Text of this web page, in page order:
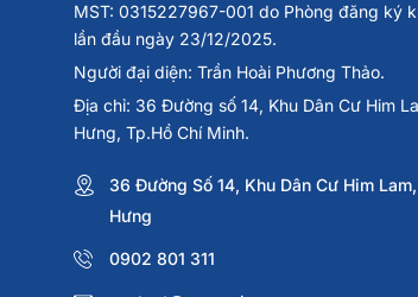
MST: 0315227967-001 do Phòng đăng ký
lần đầu ngày 23/12/2025.
Người đại diện: Trần Hoài Phương Thảo.
Địa chỉ: 36 Đường số 14, Khu Dân Cư Him
Hưng, Tp.Hồ Chí Minh.
36 Đường Số 14, Khu Dân Cư Him
Hưng
0902 801 311